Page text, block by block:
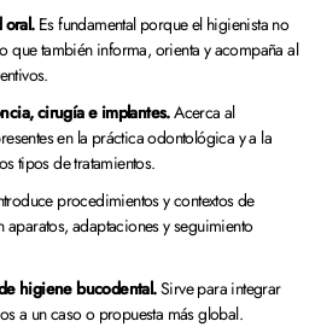
oral.Es fundamental porque el higienista no
que también informa, orienta y acompaña al
cirugía e implantes.Acerca al
en la práctica odontológica y a la
tipos de tratamientos.
procedimientos y contextos de
adaptaciones y seguimiento
higiene bucodental.Sirve para integrar
a un caso o propuesta más global.